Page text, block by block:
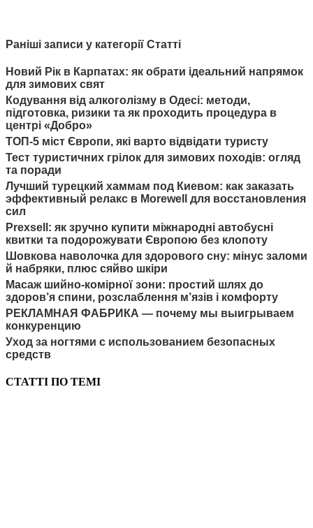
Раніші записи у категорії Статті
Новий Рік в Карпатах: як обрати ідеальний напрямок
для зимових свят
Кодування від алкоголізму в Одесі: методи,
підготовка, ризики та як проходить процедура в
центрі «Добро»
ТОП-5 міст Європи, які варто відвідати туристу
Тест туристичних грілок для зимових походів: огляд
та поради
Лучший турецкий хаммам под Киевом: как заказать
эффективный релакс в Morewell для восстановления
сил
Prexsell: як зручно купити міжнародні автобусні
квитки та подорожувати Європою без клопоту
Шовкова наволочка для здорового сну: мінус заломи
й набряки, плюс сяйво шкіри
Масаж шийно-комірної зони: простий шлях до
здоров’я спини, розслаблення м’язів і комфорту
РЕКЛАМНАЯ ФАБРИКА — почему мы выигрываем
конкуренцию
Уход за ногтями с использованием безопасных
средств
СТАТТІ ПО ТЕМІ